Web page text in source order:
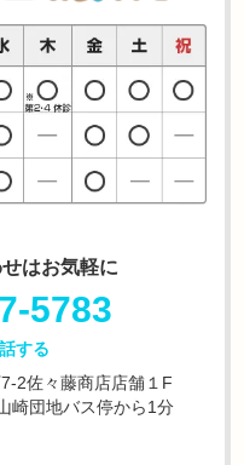
はお気軽に
5783
する
2佐々藤商店店舗１F
崎団地バス停から1分